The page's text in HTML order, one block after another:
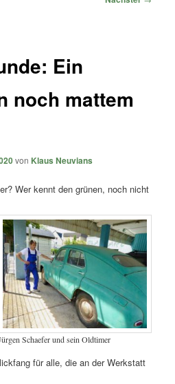
Ein
noch mattem
von Klaus Neuvians
Wer kennt den grünen, noch nicht
Schaefer und sein Oldtimer
für alle, die an der Werkstatt